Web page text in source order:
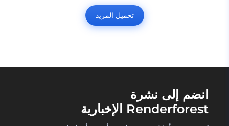
تحميل المزيد
انضم إلى نشرة
Renderforest الإخبارية